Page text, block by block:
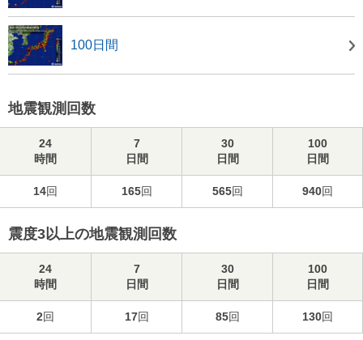
100日間
地震観測回数
24
時間
7
日間
30
日間
100
日間
14回 165回 565回 940回
震度3以上の地震観測回数
24
時間
7
日間
30
日間
100
日間
2回 17回 85回 130回